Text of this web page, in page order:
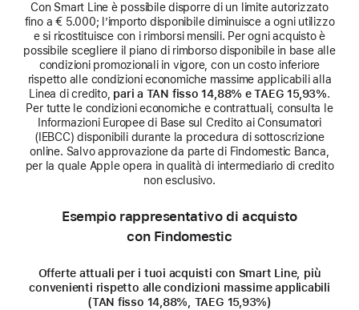
Con Smart Line è possibile disporre di un limite autorizzato
fino a € 5.000; l’importo disponibile diminuisce a ogni utilizzo
e si ricostituisce con i rimborsi mensili. Per ogni acquisto è
possibile scegliere il piano di rimborso disponibile in base alle
condizioni promozionali in vigore, con un costo inferiore
rispetto alle condizioni economiche massime applicabili alla
Linea di credito, pari a TAN fisso 14,88% e TAEG 15,93%.
Per tutte le condizioni economiche e contrattuali, consulta le
Informazioni Europee di Base sul Credito ai Consumatori
(IEBCC) disponibili durante la procedura di sottoscrizione
online. Salvo approvazione da parte di Findomestic Banca,
per la quale Apple opera in qualità di intermediario di credito
non esclusivo.
Esempio rappresentativo di acquisto
con Findomestic
Offerte attuali per i tuoi acquisti con Smart Line, più
convenienti rispetto alle condizioni massime applicabili
(TAN fisso 14,88%, TAEG 15,93%)